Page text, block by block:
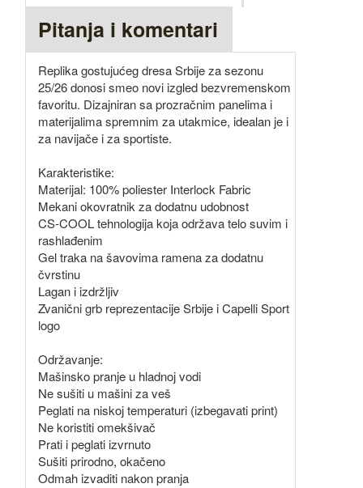
Pitanja i komentari
Replika gostujućeg dresa Srbije za sezonu
25/26 donosi smeo novi izgled bezvremenskom
favoritu. Dizajniran sa prozračnim panelima i
materijalima spremnim za utakmice, idealan je i
za navijače i za sportiste.
Karakteristike:
Materijal: 100% poliester Interlock Fabric
Mekani okovratnik za dodatnu udobnost
CS-COOL tehnologija koja održava telo suvim i
rashlađenim
Gel traka na šavovima ramena za dodatnu
čvrstinu
Lagan i izdržljiv
Zvanični grb reprezentacije Srbije i Capelli Sport
logo
Održavanje:
Mašinsko pranje u hladnoj vodi
Ne sušiti u mašini za veš
Peglati na niskoj temperaturi (izbegavati print)
Ne koristiti omekšivač
Prati i peglati izvrnuto
Sušiti prirodno, okačeno
Odmah izvaditi nakon pranja